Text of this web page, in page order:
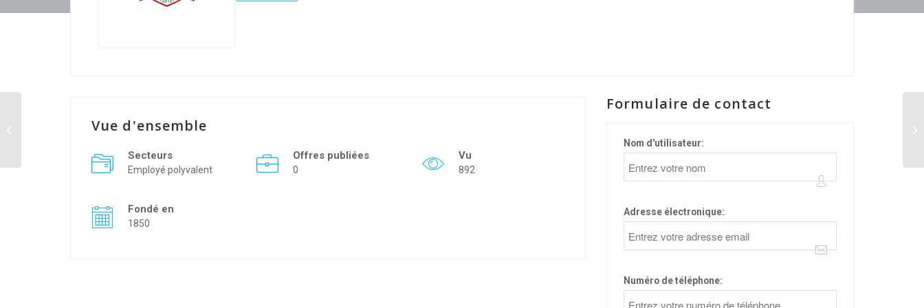
Vue d'ensemble
Secteurs
Employé polyvalent
Offres publiées
0
Vu
892
Fondé en
1850
Formulaire de contact
Nom d'utilisateur:
Adresse électronique:
Numéro de téléphone: